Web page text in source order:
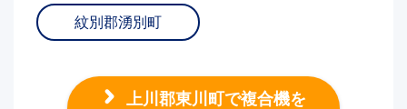
紋別郡湧別町
上川郡東川町で複合機を